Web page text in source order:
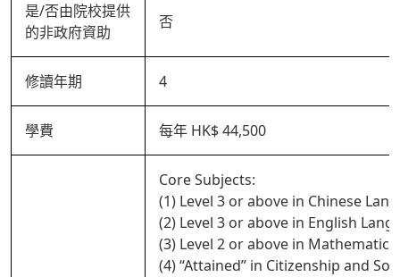
是/否由院校提供
的非政府資助
否
修讀年期 4
學費 每年 HK$ 44,500
Core Subjects:
(1) Level 3 or above in Chinese
(2) Level 3 or above in English
(3) Level 2 or above in
(4) “Attained” in Citizenship and